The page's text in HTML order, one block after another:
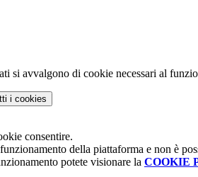
si avvalgono di cookie necessari al
i cookies
consentire.
della piattaforma e non è
potete visionare la COOKIE